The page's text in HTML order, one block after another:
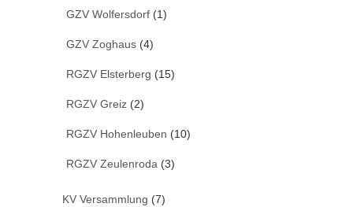
GZV Wolfersdorf (1)
GZV Zoghaus (4)
RGZV Elsterberg (15)
RGZV Greiz (2)
RGZV Hohenleuben (10)
RGZV Zeulenroda (3)
KV Versammlung (7)